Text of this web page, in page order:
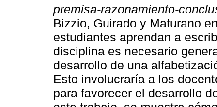
premisa-razonamiento-
Bizzio, Guirado y Maturano
estudiantes aprendan a
disciplina es necesario
desarrollo de una
Esto involucraría a los
para favorecer el desarrollo